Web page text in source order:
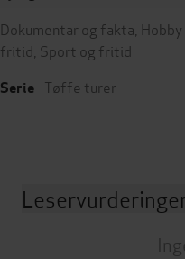
Dokumentar og fakta
fritid Sport og fritid
Serie Tøffe turer